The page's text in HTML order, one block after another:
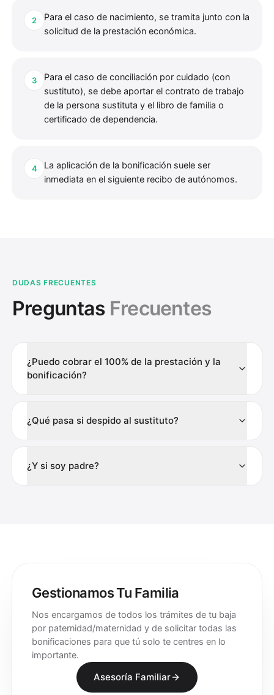
2
Para el caso de nacimiento, se tramita junto con la
solicitud de la prestación económica.
3
Para el caso de conciliación por cuidado (con
sustituto), se debe aportar el contrato de trabajo
de la persona sustituta y el libro de familia o
certificado de dependencia.
4
La aplicación de la bonificación suele ser
inmediata en el siguiente recibo de autónomos.
DUDAS FRECUENTES
Preguntas Frecuentes
¿Puedo cobrar el 100% de la prestación y la
bonificación?
¿Qué pasa si despido al sustituto?
¿Y si soy padre?
Gestionamos Tu Familia
Nos encargamos de todos los trámites de tu baja
por paternidad/maternidad y de solicitar todas las
bonificaciones para que tú solo te centres en lo
importante.
Asesoría Familiar